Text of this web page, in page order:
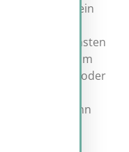
ein
kleinen
sammeln. Zum
oder
oder
werden dann
und dort